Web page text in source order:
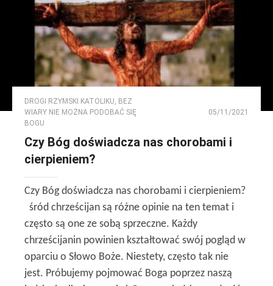
DROGI RZYMSKI KATOLIKU, BEZ
WIARY NIE MOŻNA PODOBAĆ SIĘ
BOGU
05/11/2021
Czy Bóg doświadcza nas chorobami i
cierpieniem?
Czy Bóg doświadcza nas chorobami i cierpieniem?
śród chrześcijan są różne opinie na ten temat i
często są one ze sobą sprzeczne. Każdy
chrześcijanin powinien kształtować swój pogląd w
oparciu o Słowo Boże. Niestety, często tak nie
jest. Próbujemy pojmować Boga poprzez naszą